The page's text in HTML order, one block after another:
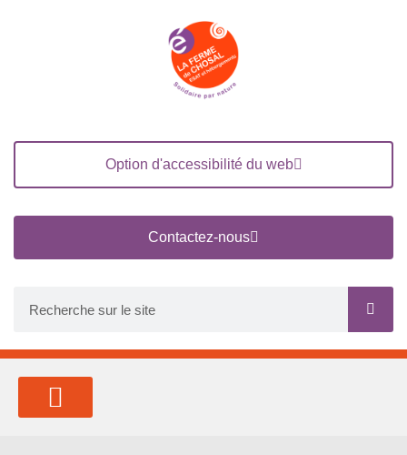
Option d'accessibilité du web
Contactez-nous